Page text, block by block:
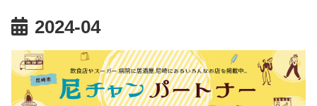
2024-04